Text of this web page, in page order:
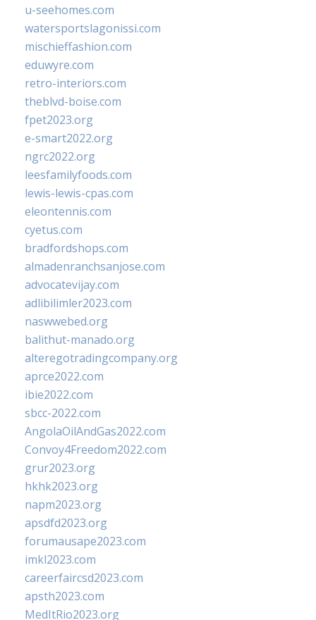
u-seehomes.com
watersportslagonissi.com
mischieffashion.com
eduwyre.com
retro-interiors.com
theblvd-boise.com
fpet2023.org
e-smart2022.org
ngrc2022.org
leesfamilyfoods.com
lewis-lewis-cpas.com
eleontennis.com
cyetus.com
bradfordshops.com
almadenranchsanjose.com
advocatevijay.com
adlibilimler2023.com
naswwebed.org
balithut-manado.org
alteregotradingcompany.org
aprce2022.com
ibie2022.com
sbcc-2022.com
AngolaOilAndGas2022.com
Convoy4Freedom2022.com
grur2023.org
hkhk2023.org
napm2023.org
apsdfd2023.org
forumausape2023.com
imkl2023.com
careerfaircsd2023.com
apsth2023.com
MedItRio2023.org